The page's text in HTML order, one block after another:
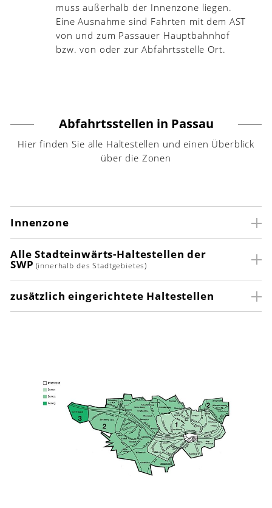
muss außerhalb der Innenzone liegen.
Eine Ausnahme sind Fahrten mit dem AST
von und zum Passauer Hauptbahnhof
bzw. von oder zur Abfahrtsstelle Ort.
Abfahrtsstellen in Passau
Hier finden Sie alle Haltestellen und einen Überblick
über die Zonen
Innenzone
Alle Stadteinwärts-Haltestellen der
SWP (innerhalb des Stadtgebietes)
zusätzlich eingerichtete Haltestellen